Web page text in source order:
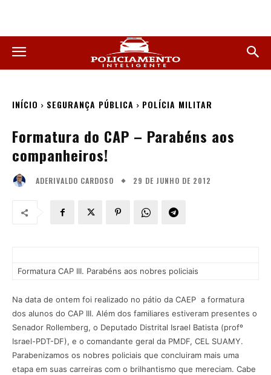
INÍCIO SEGURANÇA PÚBLICA POLÍCIA MILITAR
Formatura do CAP – Parabéns aos
companheiros!
ADERIVALDO CARDOSO 29 DE JUNHO DE 2012
Formatura CAP III. Parabéns aos nobres policiais
Na data de ontem foi realizado no pátio da CAEP a formatura
dos alunos do CAP III. Além dos familiares estiveram presentes o
Senador Rollemberg, o Deputado Distrital Israel Batista (profº
Israel-PDT-DF), e o comandante geral da PMDF, CEL SUAMY.
Parabenizamos os nobres policiais que concluiram mais uma
etapa em suas carreiras com o brilhantismo que mereciam. Cabe